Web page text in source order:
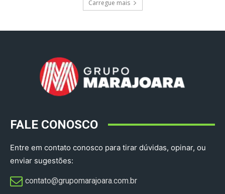
Carregue mais
FALE CONOSCO
Entre em contato conosco para tirar dúvidas, opinar, ou
enviar sugestões:
contato@grupomarajoara.com.br